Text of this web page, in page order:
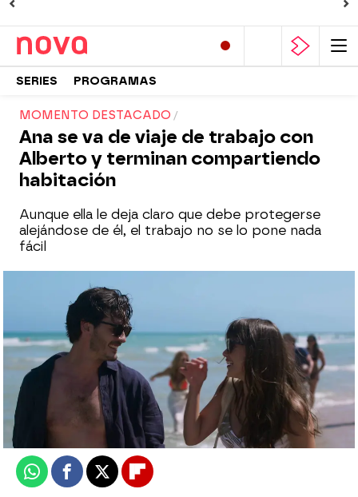
SERIES PROGRAMAS
MOMENTO DESTACADO
Ana se va de viaje de trabajo con
Alberto y terminan compartiendo
habitación
Aunque ella le deja claro que debe protegerse
alejándose de él, el trabajo no se lo pone nada
fácil
Nova
Publicado: 24 de enero de 2026, 17:00
WhatsappFacebook
X Flipboard